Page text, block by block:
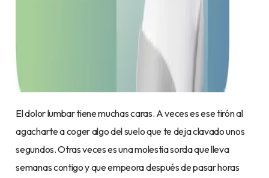
El dolor lumbar tiene muchas caras. A veces es ese tirón al
agacharte a coger algo del suelo que te deja clavado unos
segundos. Otras veces es una molestia sorda que lleva
semanas contigo y que empeora después de pasar horas